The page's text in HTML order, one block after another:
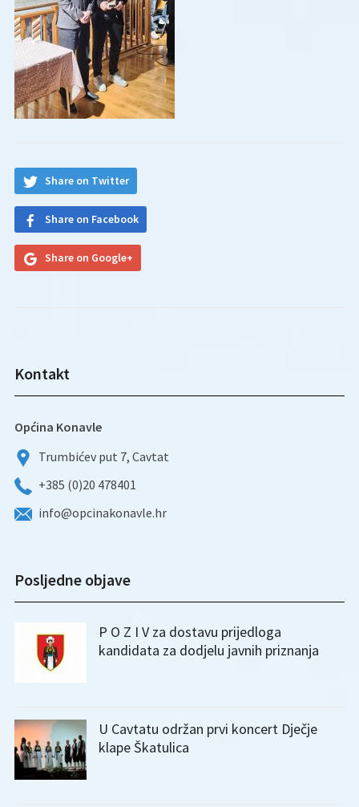
Share on Twitter
Share on Facebook
Share on Google+
Kontakt
Općina Konavle
Trumbićev put 7, Cavtat
+385 (0)20 478401
info@opcinakonavle.hr
Posljedne objave
P O Z I V za dostavu prijedloga
kandidata za dodjelu javnih priznanja
U Cavtatu održan prvi koncert Dječje
klape Škatulica